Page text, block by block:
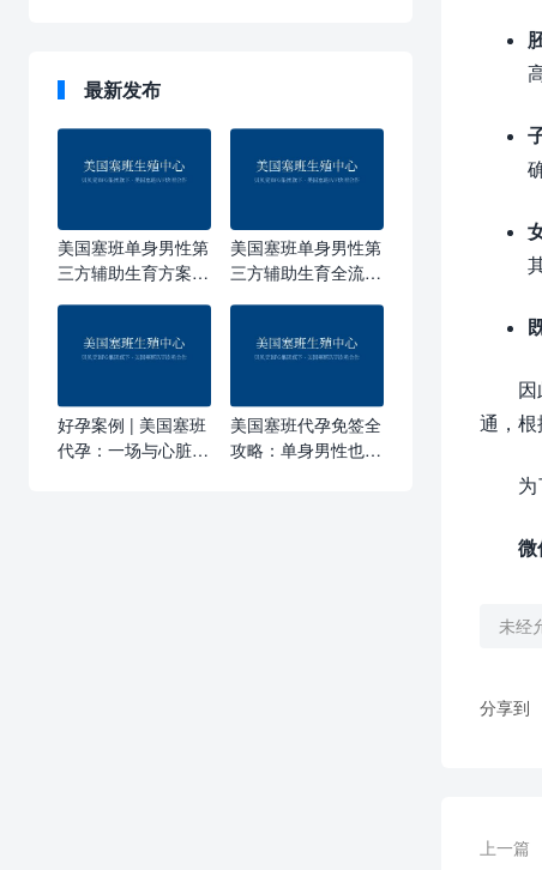
因
通，根
为
微
未经
分享到
上一篇
最新发布
美国塞班单身男性第
三方辅助生育方案：
美国塞班单身男性第
三方辅助生育全流
好孕案例 | 美国塞班
代孕：一场与心脏病
美国塞班代孕免签全
攻略：单身男性也能